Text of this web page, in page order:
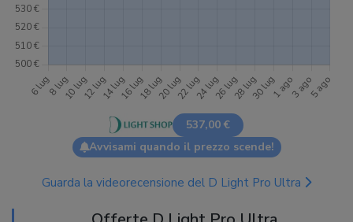
537,00 €
Avvisami quando il prezzo scende!
Guarda la videorecensione del D Light Pro Ultra